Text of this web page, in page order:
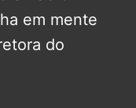
em mente
do